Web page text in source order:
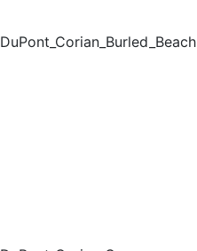
DuPont_Corian_Burled_Beach